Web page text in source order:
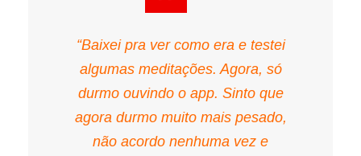
“Baixei pra ver como era e testei
algumas meditações. Agora, só
durmo ouvindo o app. Sinto que
agora durmo muito mais pesado,
não acordo nenhuma vez e